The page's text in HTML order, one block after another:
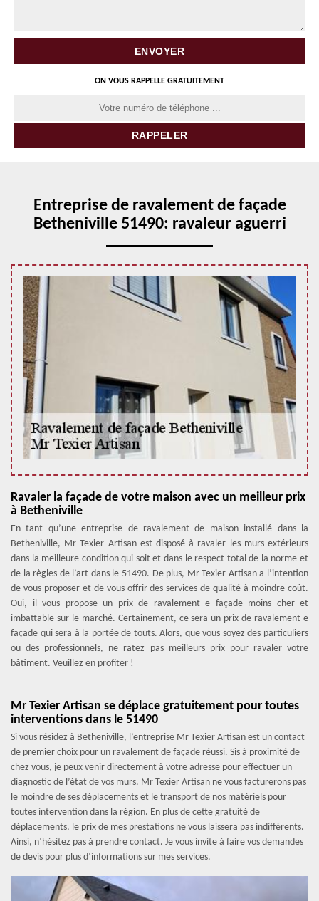
ON VOUS RAPPELLE GRATUITEMENT
Entreprise de ravalement de façade
Betheniville 51490: ravaleur aguerri
Ravaler la façade de votre maison avec un meilleur prix
à Betheniville
En tant qu’une entreprise de ravalement de maison installé dans la
Betheniville, Mr Texier Artisan est disposé à ravaler les murs extérieurs
dans la meilleure condition qui soit et dans le respect total de la norme et
de la règles de l’art dans le 51490. De plus, Mr Texier Artisan a l’intention
de vous proposer et de vous offrir des services de qualité à moindre coût.
Oui, il vous propose un prix de ravalement e façade moins cher et
imbattable sur le marché. Certainement, ce sera un prix de ravalement e
façade qui sera à la portée de touts. Alors, que vous soyez des particuliers
ou des professionnels, ne ratez pas meilleurs prix pour ravaler votre
bâtiment. Veuillez en profiter !
Mr Texier Artisan se déplace gratuitement pour toutes
interventions dans le 51490
Si vous résidez à Betheniville, l’entreprise Mr Texier Artisan est un contact
de premier choix pour un ravalement de façade réussi. Sis à proximité de
chez vous, je peux venir directement à votre adresse pour effectuer un
diagnostic de l’état de vos murs. Mr Texier Artisan ne vous facturerons pas
le moindre de ses déplacements et le transport de nos matériels pour
toutes intervention dans la région. En plus de cette gratuité de
déplacements, le prix de mes prestations ne vous laissera pas indifférents.
Ainsi, n’hésitez pas à prendre contact. Je vous invite à faire vos demandes
de devis pour plus d’informations sur mes services.